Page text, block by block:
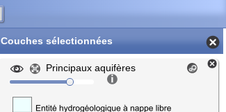
Couches sélectionnées
Principaux aquifères